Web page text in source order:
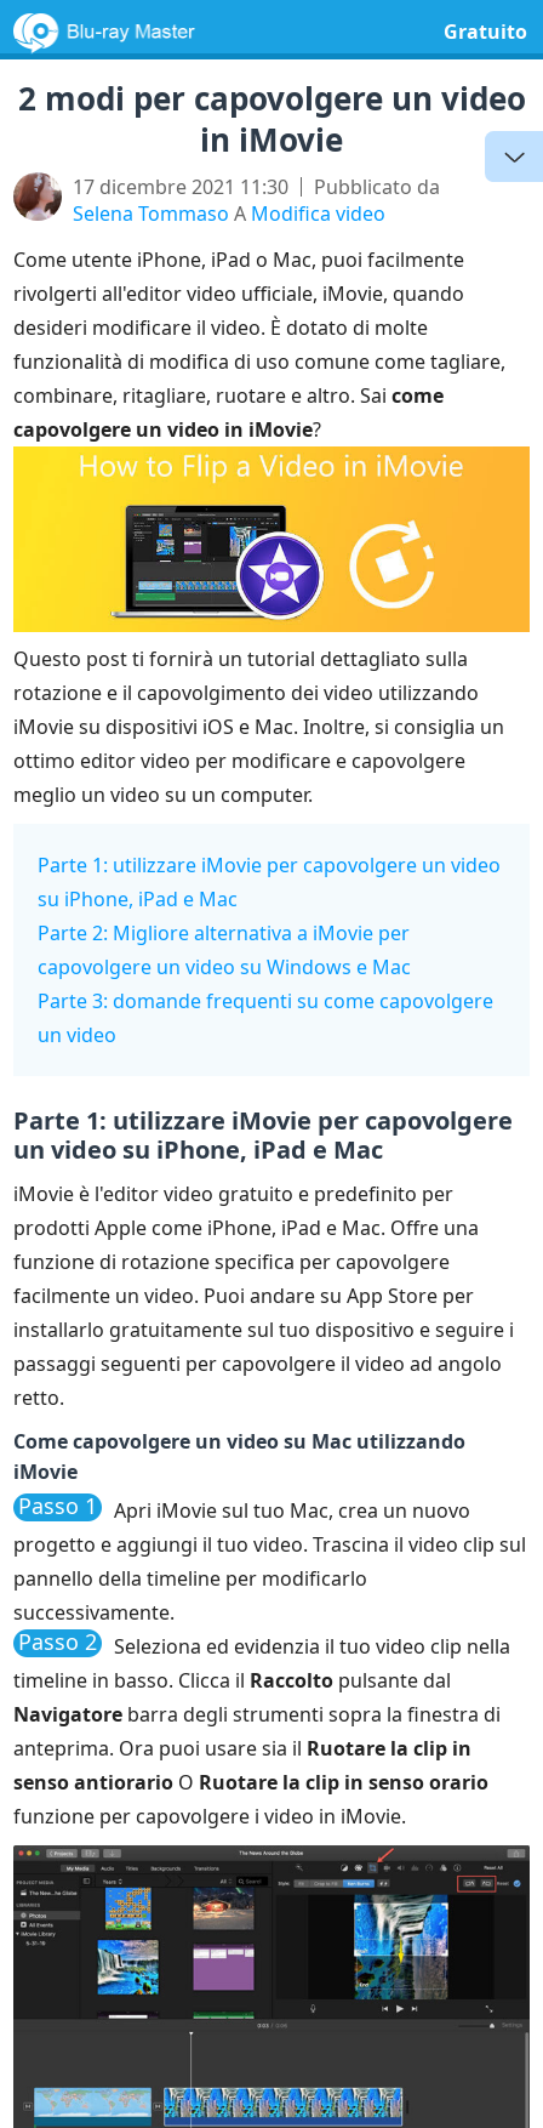
Gratuito
2 modi per capovolgere un video
in iMovie
17 dicembre 2021 11:30
Pubblicato da
Selena Tommaso A Modifica video
Come utente iPhone, iPad o Mac, puoi facilmente
rivolgerti all'editor video ufficiale, iMovie, quando
desideri modificare il video. È dotato di molte
funzionalità di modifica di uso comune come tagliare,
combinare, ritagliare, ruotare e altro. Saicome
capovolgere un video in iMovie?
Questo post ti fornirà un tutorial dettagliato sulla
rotazione e il capovolgimento dei video utilizzando
iMovie su dispositivi iOS e Mac. Inoltre, si consiglia un
ottimo editor video per modificare e capovolgere
meglio un video su un computer.
Parte 1: utilizzare iMovie per capovolgere un video
su iPhone, iPad e Mac
Parte 2: Migliore alternativa a iMovie per
capovolgere un video su Windows e Mac
Parte 3: domande frequenti su come capovolgere
un video
Parte 1: utilizzare iMovie per capovolgere
un video su iPhone, iPad e Mac
iMovie è l'editor video gratuito e predefinito per
prodotti Apple come iPhone, iPad e Mac. Offre una
funzione di rotazione specifica per capovolgere
facilmente un video. Puoi andare su App Store per
installarlo gratuitamente sul tuo dispositivo e seguire i
passaggi seguenti per capovolgere il video ad angolo
retto.
Come capovolgere un video su Mac utilizzando
iMovie
Passo 1
Apri iMovie sul tuo Mac, crea un nuovo
progetto e aggiungi il tuo video. Trascina il video clip sul
pannello della timeline per modificarlo
successivamente.
Passo 2
Seleziona ed evidenzia il tuo video clip nella
timeline in basso. Clicca il Raccolto pulsante dal
Navigatore barra degli strumenti sopra la finestra di
anteprima. Ora puoi usare sia il Ruotare la clip in
senso antiorario O Ruotare la clip in senso orario
funzione per capovolgere i video in iMovie.